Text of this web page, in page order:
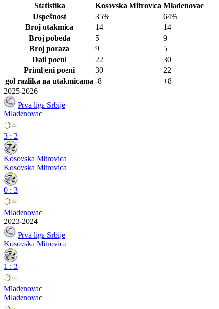
Statistika
Kosovska Mitrovica Mladenovac
Uspešnost
35%
64%
Broj utakmica
14
14
Broj pobeda
5
9
Broj poraza
9
5
Dati poeni
22
30
Primljeni poeni
30
22
gol razlika na utakmicama -8
+8
2025-2026
Prva liga Srbije
Mladenovac
3 : 2
Kosovska Mitrovica
Kosovska Mitrovica
0 : 3
Mladenovac
2023-2024
Prva liga Srbije
Kosovska Mitrovica
1 : 3
Mladenovac
Mladenovac